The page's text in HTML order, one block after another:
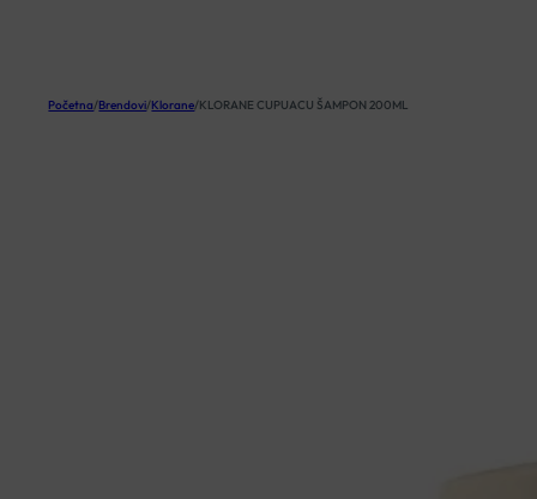
Početna/Brendovi/Klorane/KLORANE CUPUACU ŠAMPON 200ML